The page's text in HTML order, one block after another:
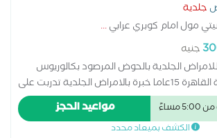
جلدية
مول امام كوبري عرابي...
جنيه
للامراض الجلدية بالحوض المرصود بكالوريوس
طب وجراحة جامعة القاهرة 15عاما خبرة بالامراض الجلدية تدربت على
بالقصر العينى والحوض المرصود والمطرية
القاهرة
مساءً مواعيد الحجز
الكشف بميعاد محدد